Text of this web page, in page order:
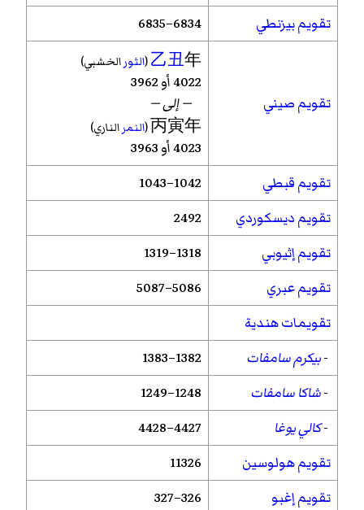
تقويم بيزنطي 6834–6835
تقويم صيني
乙丑年
(الثورالخشبي)
4022 أو 3962
— إلى —
丙寅年
(النمرالناري)
4023 أو 3963
تقويم قبطي
1042–1043
تقويم ديسكوردي
2492
تقويم إثيوبي
1318–1319
تقويم عبري
5086–5087
تقويمات هندية
-بيكرم سامفات
1382–1383
-شاكا سامفات
1248–1249
-كالي يوغا
4427–4428
تقويم هولوسين
11326
تقويم إغبو
326–327